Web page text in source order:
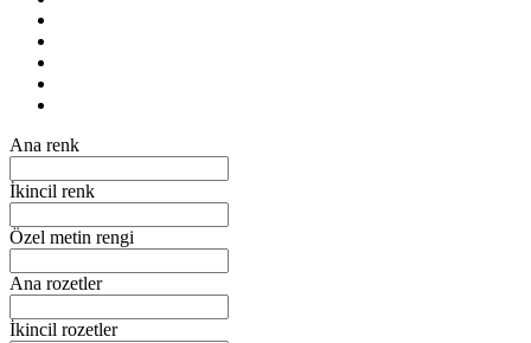
Ana renk
İkincil renk
Özel metin rengi
Ana rozetler
İkincil rozetler